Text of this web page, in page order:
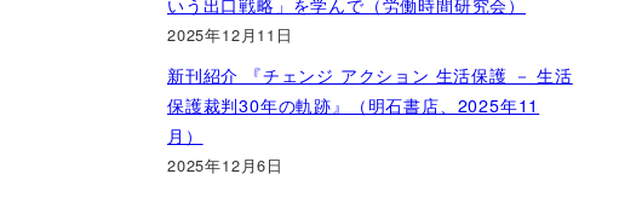
いう出口戦略」を学んで（労働時間研究会）
2025年12月11日
新刊紹介 『チェンジ アクション 生活保護 － 生活
保護裁判30年の軌跡』（明石書店、2025年11
月）
2025年12月6日